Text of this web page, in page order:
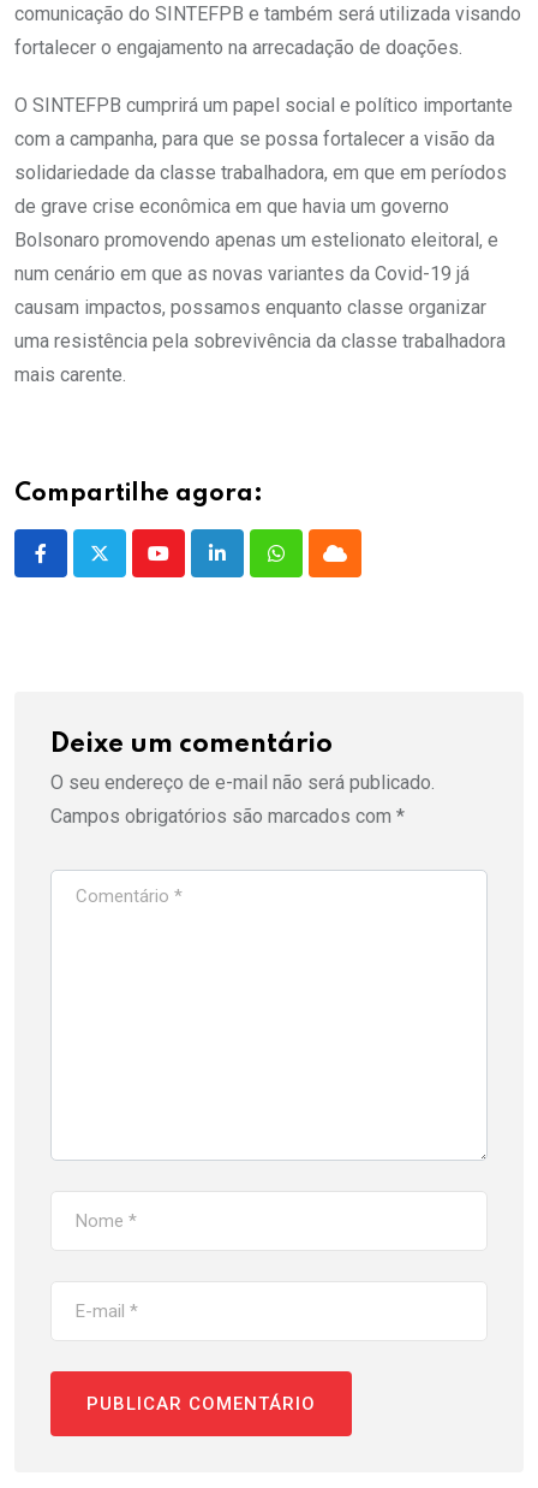
comunicação do SINTEFPB e também será utilizada visando
fortalecer o engajamento na arrecadação de doações.
O SINTEFPB cumprirá um papel social e político importante
com a campanha, para que se possa fortalecer a visão da
solidariedade da classe trabalhadora, em que em períodos
de grave crise econômica em que havia um governo
Bolsonaro promovendo apenas um estelionato eleitoral, e
num cenário em que as novas variantes da Covid-19 já
causam impactos, possamos enquanto classe organizar
uma resistência pela sobrevivência da classe trabalhadora
mais carente.
Compartilhe agora:
YoutubeLinkedInWhatsappCloud
Deixe um comentário
O seu endereço de e-mail não será publicado.
Campos obrigatórios são marcados com *